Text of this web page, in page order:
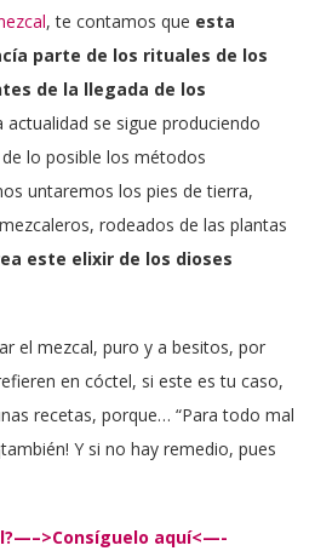
, te contamos que esta
parte de los rituales de los
de la llegada de los
actualidad se sigue produciendo
lo posible los métodos
untaremos los pies de tierra,
rodeados de las plantas
este elixir de los dioses
el mezcal, puro y a besitos, por
en cóctel, si este es tu caso,
recetas, porque… “Para todo mal
Y si no hay remedio, pues
aquí<—-